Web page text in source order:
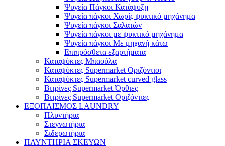
Ψυγεία Πάγκοι Κατάψυξη
Ψυγεία πάγκοι Χωρίς ψυκτικό μηχάνημα
Ψυγεία πάγκοι Σαλατών
Ψυγεία πάγκοι με ψυκτικό μηχάνημα
Ψυγεία πάγκοι Με μηχανή κάτω
Επιπρόσθετα εξαρτήματα
Καταψύκτες Μπαούλα
Καταψύκτες Supermarket Οριζόντιοι
Καταψύκτες Supermarket curved glass
Βιτρίνες Supermarket Όρθιες
Βιτρίνες Supermarket Οριζόντιες
ΕΞΟΠΛΙΣΜΟΣ LAUNDRY
Πλυντήρια
Στεγνωτήρια
Σιδερωτήρια
ΠΛΥΝΤΗΡΙΑ ΣΚΕΥΩΝ